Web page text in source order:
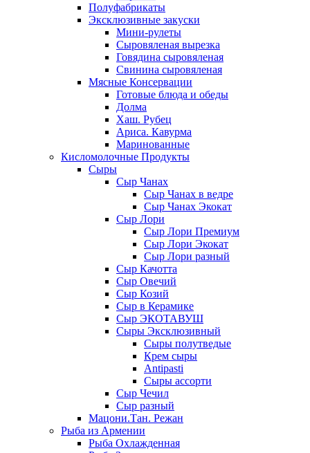
Полуфабрикаты
Эксклюзивные закуски
Мини-рулеты
Сыровяленая вырезка
Говядина сыровяленая
Свинина сыровяленая
Мясные Консервации
Готовые блюда и обеды
Долма
Хаш. Рубец
Ариса. Кавурма
Маринованные
Кисломолочные Продукты
Сыры
Сыр Чанах
Сыр Чанах в ведре
Сыр Чанах Экокат
Сыр Лори
Сыр Лори Премиум
Сыр Лори Экокат
Сыр Лори разный
Сыр Качотта
Сыр Овечий
Сыр Козий
Сыр в Керамике
Сыр ЭКОТАВУШ
Сыры Эксклюзивный
Сыры полутведые
Крем сыры
Antipasti
Сыры ассорти
Сыр Чечил
Сыр разный
Мацони.Тан. Режан
Рыба из Армении
Рыба Охлажденная